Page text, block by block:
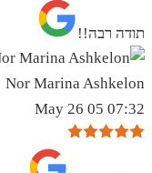
תודה רבה!!
Nor Marina Ashkelon
07:32 05 May 26